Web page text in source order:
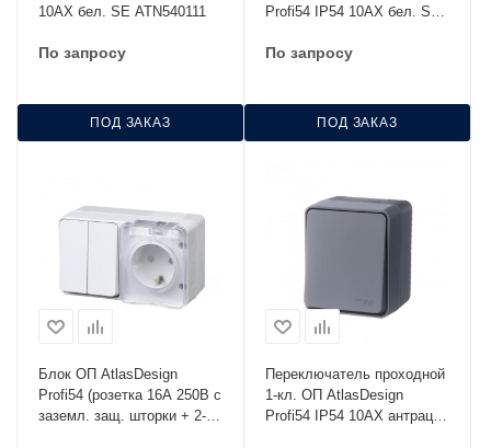
10AX бел. SE ATN540111
По запросу
ПОД ЗАКАЗ
Profi54 IP54 10AX бел. SE
По запросу
ПОД ЗАКАЗ
Блок ОП AtlasDesign
Profi54 (розетка 16А 250В с
заземл. защ. шторки + 2-
Переключатель проходной
1-кл. ОП AtlasDesign
Profi54 IP54 10AX антрацит